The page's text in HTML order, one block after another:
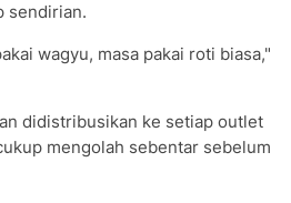
sendirian.
wagyu, masa pakai roti biasa,"
didistribusikan ke setiap outlet
mengolah sebentar sebelum